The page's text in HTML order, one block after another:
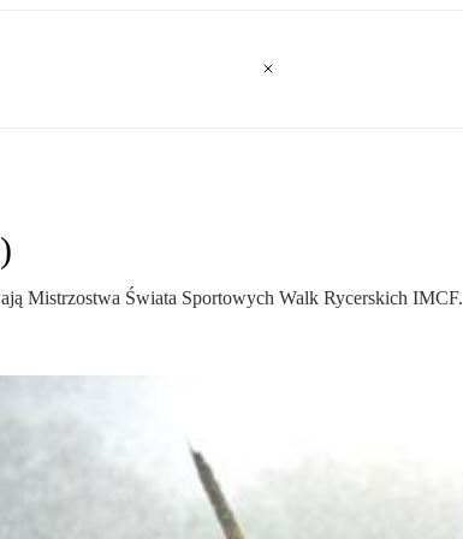
Mistrzostwa Świata Sportowych Walk Rycerskich IMCF.